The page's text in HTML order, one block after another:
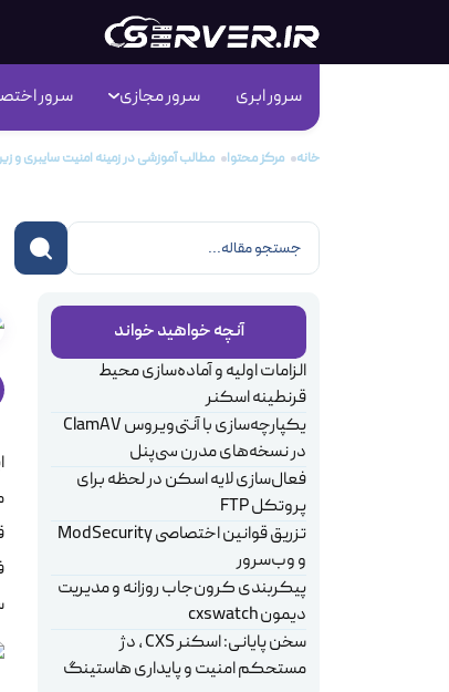
سرور ابری سرور مجازی سرور
خانه مرکز محتوا مطالب آموزشی در زمینه امنیت سایبری
آنچه خواهید خواند
الزامات اولیه و آماده‌سازی محیط
قرنطینه اسکنر
یکپارچه‌سازی با آنتی‌ویروس ClamAV
در نسخه‌های مدرن سی‌پنل
فعال‌سازی لایه اسکن در لحظه برای
پروتکل FTP
تزریق قوانین اختصاصی ModSecurity
و وب‌سرور
پیکربندی کرون‌جاب روزانه و مدیریت
دیمون cxswatch
سخن پایانی: اسکنر CXS ، دژ
مستحکم امنیت و پایداری هاستینگ